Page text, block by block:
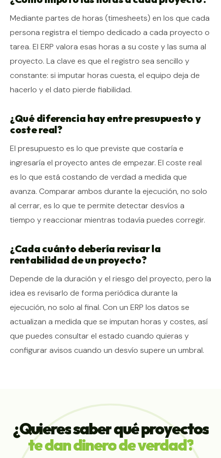
Mediante partes de horas (timesheets) en los que cada
persona registra el tiempo dedicado a cada proyecto o
tarea. El ERP valora esas horas a su coste y las suma al
proyecto. La clave es que el registro sea sencillo y
constante: si imputar horas cuesta, el equipo deja de
hacerlo y el dato pierde fiabilidad.
¿Qué diferencia hay entre presupuesto y
coste real?
El presupuesto es lo que previste que costaría e
ingresaría el proyecto antes de empezar. El coste real
es lo que está costando de verdad a medida que
avanza. Comparar ambos durante la ejecución, no solo
al cerrar, es lo que te permite detectar desvíos a
tiempo y reaccionar mientras todavía puedes corregir.
¿Cada cuánto debería revisar la
rentabilidad de un proyecto?
Depende de la duración y el riesgo del proyecto, pero la
idea es revisarlo de forma periódica durante la
ejecución, no solo al final. Con un ERP los datos se
actualizan a medida que se imputan horas y costes, así
que puedes consultar el estado cuando quieras y
configurar avisos cuando un desvío supere un umbral.
¿Quieressaberquéproyectos
tedandinerodeverdad?